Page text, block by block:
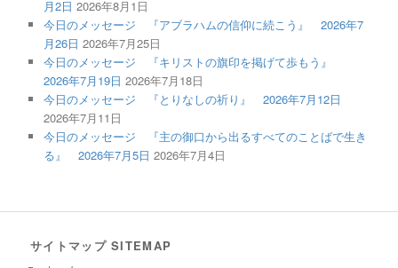
月2日 2026年8月1日
今日のメッセージ 『アブラハムの信仰に続こう』 2026年7
月26日 2026年7月25日
今日のメッセージ 『キリストの旗印を掲げて歩もう』
2026年7月19日 2026年7月18日
今日のメッセージ 『とりなしの祈り』 2026年7月12日
2026年7月11日
今日のメッセージ 『主の御口から出るすべてのことばで生き
る』 2026年7月5日 2026年7月4日
サイトマップ SITEMAP